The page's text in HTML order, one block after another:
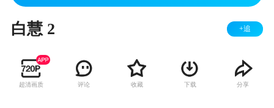
白慧 2 +追
超清画质 评论 收藏 下载 分享